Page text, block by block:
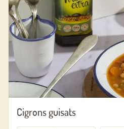
Cigrons guisats